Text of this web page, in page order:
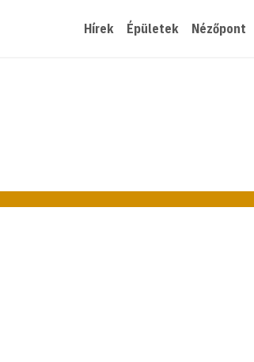
Hírek Épületek Nézőpont